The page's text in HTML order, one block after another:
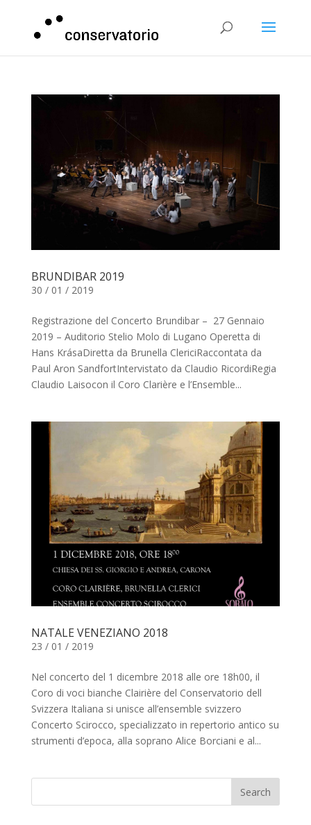
BRUNDIBAR 2019
30 / 01 / 2019
Registrazione del Concerto Brundibar – 27 Gennaio
2019 – Auditorio Stelio Molo di Lugano Operetta di
Hans KrásaDiretta da Brunella ClericiRaccontata da
Paul Aron SandfortIntervistato da Claudio RicordiRegia
Claudio Laisocon il Coro Clarière e l’Ensemble...
NATALE VENEZIANO 2018
23 / 01 / 2019
Nel concerto del 1 dicembre 2018 alle ore 18h00, il
Coro di voci bianche Clairière del Conservatorio dell
Svizzera Italiana si unisce all’ensemble svizzero
Concerto Scirocco, specializzato in repertorio antico su
strumenti d’epoca, alla soprano Alice Borciani e al...